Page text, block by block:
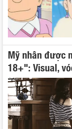
Mỹ nhân được
18+": Visual,